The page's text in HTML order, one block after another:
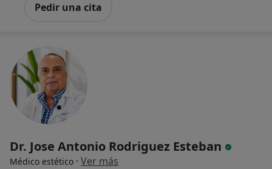
Pedir una cita
Dr. Jose Antonio Rodriguez Esteban
Médico estético · Ver más